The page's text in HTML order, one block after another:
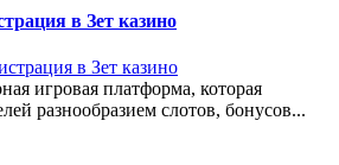
в Зет казино
игровая платформа, которая
разнообразием слотов, бонусов...